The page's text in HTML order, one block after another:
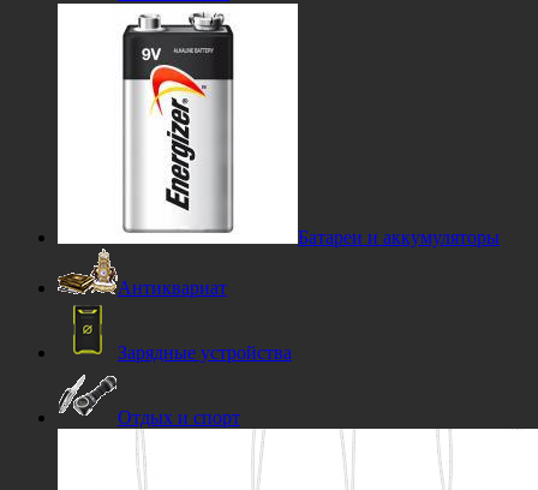
Батареи и аккумуляторы
Антиквариат
Зарядные устройства
Отдых и спорт